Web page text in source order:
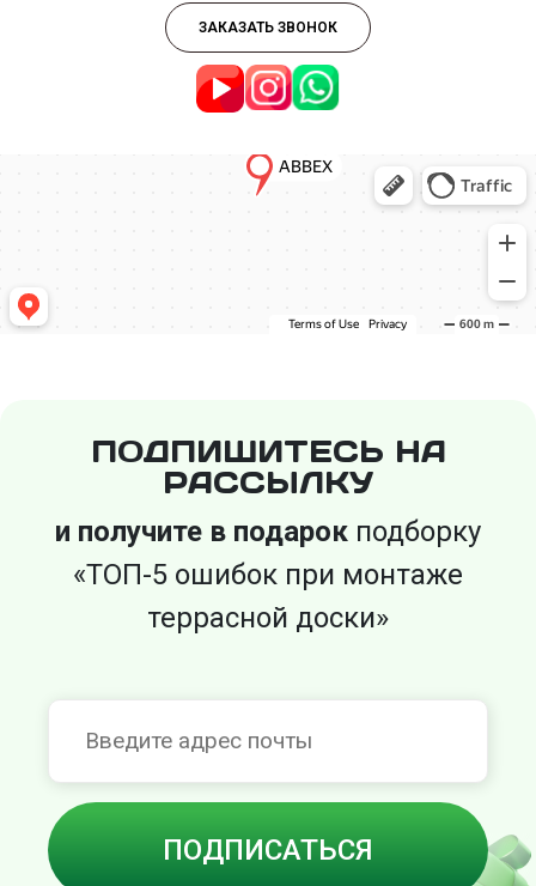
ЗАКАЗАТЬ ЗВОНОК
ПОДПИШИТЕСЬ НА
РАССЫЛКУ
и получите в подарок подборку
«ТОП-5 ошибок при монтаже
террасной доски»